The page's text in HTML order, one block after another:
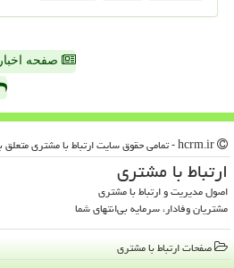
صفحه اخبار
ارتباط با مشتری
اصول مدیریت و ارتباط با مشتری
مشتریان وفادار، سرمایه بی‌انتهای شما
صفحات ارتباط با مشتری